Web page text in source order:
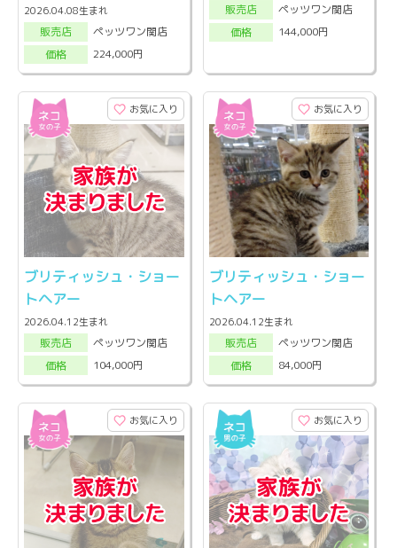
2026.04.08生まれ
販売店
ペッツワン関店
価格
224,000円
販売店
ペッツワン関店
価格
144,000円
お気に入り
ブリティッシュ・ショー
トヘアー
2026.04.12生まれ
販売店
ペッツワン関店
価格
104,000円
お気に入り
ブリティッシュ・ショー
トヘアー
2026.04.12生まれ
販売店
ペッツワン関店
価格
84,000円
お気に入り お気に入り